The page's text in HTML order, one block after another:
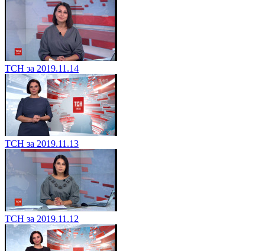
ТСН за 2019.11.14
ТСН за 2019.11.13
ТСН за 2019.11.12